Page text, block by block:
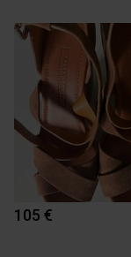
105 €